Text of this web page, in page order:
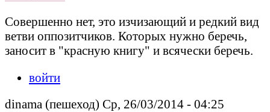
Совершенно нет, это изчизающий и редкий вид
ветви оппозитчиков. Которых нужно беречь,
заносит в "красную книгу" и всячески беречь.
войти
dinama (пешеход) Ср, 26/03/2014 - 04:25